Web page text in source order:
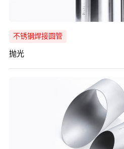
不锈钢焊接圆管
抛光